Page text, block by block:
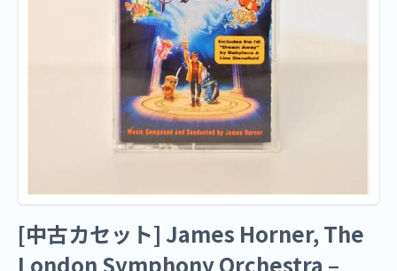
[中古カセット] James Horner, The
London Symphony Orchestra –